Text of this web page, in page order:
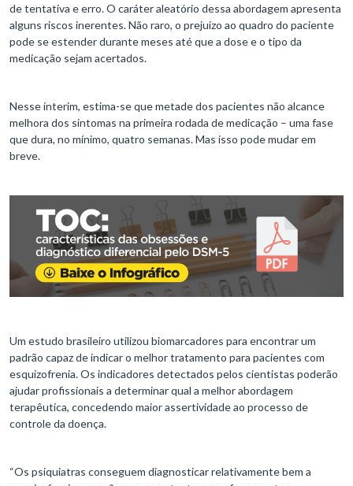
de tentativa e erro. O caráter aleatório dessa abordagem apresenta
alguns riscos inerentes. Não raro, o prejuízo ao quadro do paciente
pode se estender durante meses até que a dose e o tipo da
medicação sejam acertados.
Nesse ínterim, estima-se que metade dos pacientes não alcance
melhora dos sintomas na primeira rodada de medicação – uma fase
que dura, no mínimo, quatro semanas. Mas isso pode mudar em
breve.
Um estudo brasileiro utilizou biomarcadores para encontrar um
padrão capaz de indicar o melhor tratamento para pacientes com
esquizofrenia. Os indicadores detectados pelos cientistas poderão
ajudar profissionais a determinar qual a melhor abordagem
terapêutica, concedendo maior assertividade ao processo de
controle da doença.
“Os psiquiatras conseguem diagnosticar relativamente bem a